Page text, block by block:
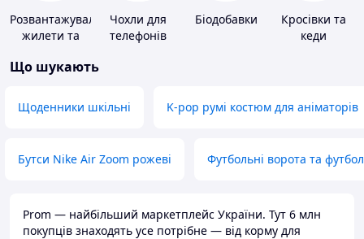
Розвантажувальні
жилети та
без плит
Чохли для
телефонів
Біодобавки
Кросівки та
кеди
Що шукають
Щоденники шкільні K-pop румі костюм для аніматорів
Бутси Nike Air Zoom рожеві Футбольні ворота та
Prom — найбільший маркетплейс України. Тут 6 млн
покупців знаходять усе потрібне — від корму для